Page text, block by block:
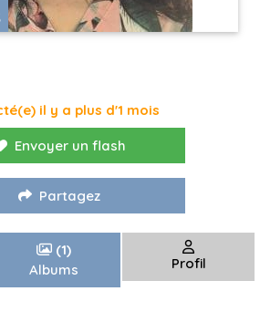
il y a plus d'1 mois
Envoyer un flash
Partagez
(1)
Albums
Profil